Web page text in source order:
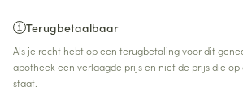
Terugbetaalbaar
Als je recht hebt op een terugbetaling voor dit
apotheek een verlaagde prijs en niet de prijs die
staat.